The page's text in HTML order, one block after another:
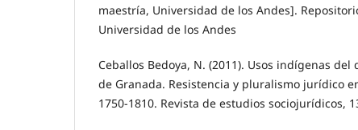
maestría, Universidad de los Andes].
Universidad de los Andes
Ceballos Bedoya, N. (2011). Usos indígenas
de Granada. Resistencia y pluralismo jurídico
1750-1810. Revista de estudios sociojurídicos,